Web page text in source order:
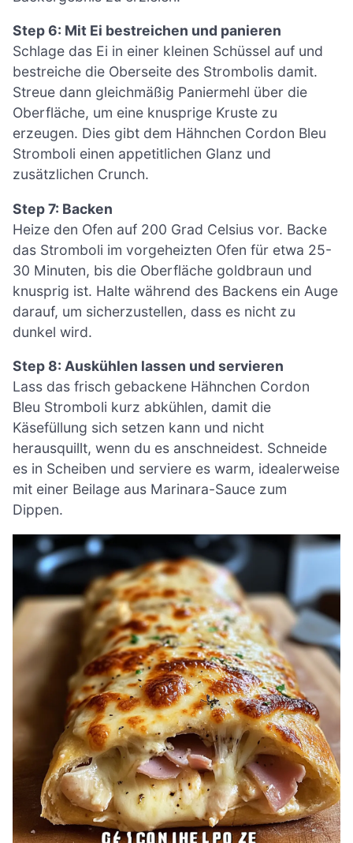
Step 6: Mit Ei bestreichen und panieren
Schlage das Ei in einer kleinen Schüssel auf und
bestreiche die Oberseite des Strombolis damit.
Streue dann gleichmäßig Paniermehl über die
Oberfläche, um eine knusprige Kruste zu
erzeugen. Dies gibt dem Hähnchen Cordon Bleu
Stromboli einen appetitlichen Glanz und
zusätzlichen Crunch.
Step 7: Backen
Heize den Ofen auf 200 Grad Celsius vor. Backe
das Stromboli im vorgeheizten Ofen für etwa 25-
30 Minuten, bis die Oberfläche goldbraun und
knusprig ist. Halte während des Backens ein Auge
darauf, um sicherzustellen, dass es nicht zu
dunkel wird.
Step 8: Auskühlen lassen und servieren
Lass das frisch gebackene Hähnchen Cordon
Bleu Stromboli kurz abkühlen, damit die
Käsefüllung sich setzen kann und nicht
herausquillt, wenn du es anschneidest. Schneide
es in Scheiben und serviere es warm, idealerweise
mit einer Beilage aus Marinara-Sauce zum
Dippen.